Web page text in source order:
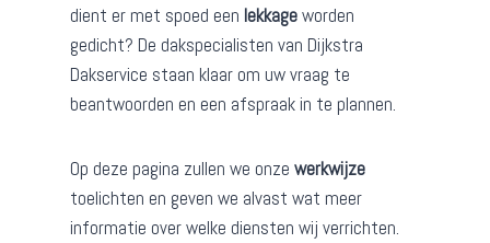
dient er met spoed een lekkageworden
gedicht? De dakspecialisten van Dijkstra
Dakservice staan klaar om uw vraag te
beantwoorden en een afspraak in te plannen.
Op deze pagina zullen we onze werkwijze
toelichten en geven we alvast wat meer
informatie over welke diensten wij verrichten.